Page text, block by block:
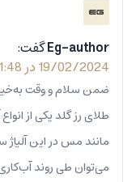
Eg-authorگفت:
19/02/2024 در 11:48
ضمن سلام و وقت
طلای رز گلد یکی از
مانند مس در این آلیاژ
می‌توان طی روند